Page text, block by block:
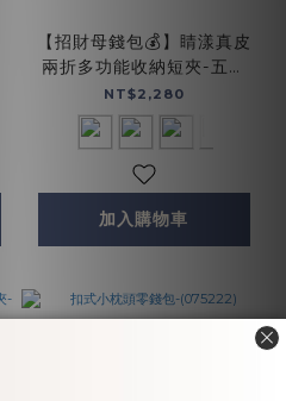
【招財母錢包💰】睛漾真皮
兩折多功能收納短夾-五色
(071848)
NT$2,280
加入購物車